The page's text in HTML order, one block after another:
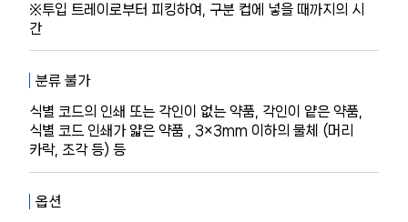
※투입 트레이로부터 피킹하여, 구분 컵에 넣을 때까지의 시
간
분류 불가
식별 코드의 인쇄 또는 각인이 없는 약품, 각인이 얕은 약품,
식별 코드 인쇄가 얇은 약품 , 3×3mm 이하의 물체 (머리
카락, 조각 등) 등
옵션